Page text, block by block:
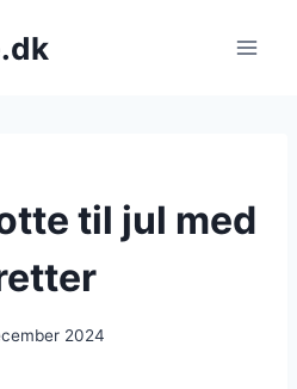
til jul med
2024